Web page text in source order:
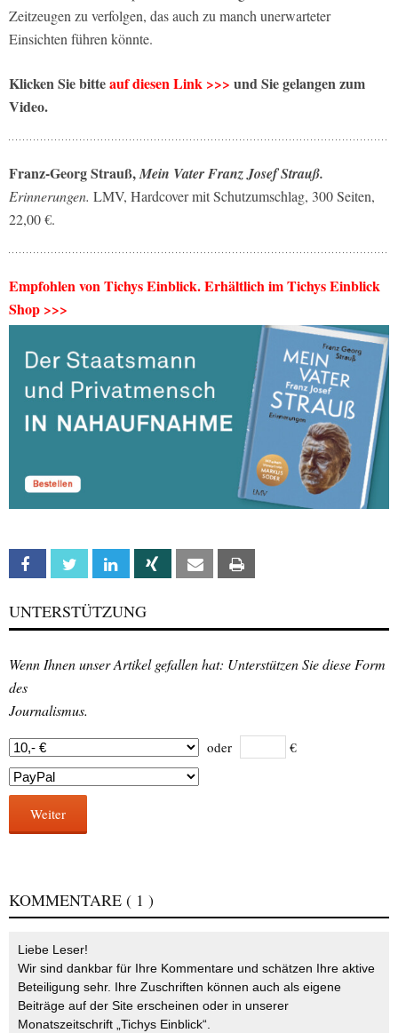
Zeitzeugen zu verfolgen, das auch zu manch unerwarteter
Einsichten führen könnte.
Klicken Sie bitteauf diesen Link >>> und Sie gelangen zum
Video.
Franz-Georg Strauß,Mein Vater Franz Josef Strauß.
Erinnerungen. LMV, Hardcover mit Schutzumschlag, 300 Seiten,
22,00 €.
Empfohlen von Tichys Einblick. Erhältlich im Tichys Einblick
Shop >>>
Facebook Twitter Linkedin Xing Email
UNTERSTÜTZUNG
Wenn Ihnen unser Artikel gefallen hat: Unterstützen Sie diese Form
des
Journalismus.
oder €
Weiter
KOMMENTARE ( 1 )
Liebe Leser!
Wir sind dankbar für Ihre Kommentare und schätzen Ihre aktive
Beteiligung sehr. Ihre Zuschriften können auch als eigene
Beiträge auf der Site erscheinen oder in unserer
Monatszeitschrift „Tichys Einblick“.